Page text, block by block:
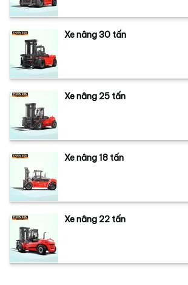
Xe nâng 30 tấn
Xe nâng 25 tấn
Xe nâng 18 tấn
Xe nâng 22 tấn